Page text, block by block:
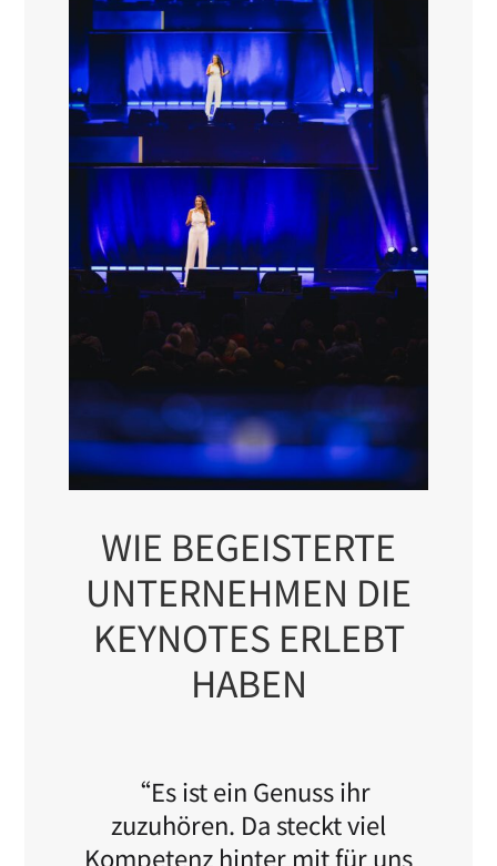
WIE BEGEISTERTE
UNTERNEHMEN DIE
KEYNOTES ERLEBT
HABEN
“Es ist ein Genuss ihr
zuzuhören. Da steckt viel
Kompetenz hinter mit für uns